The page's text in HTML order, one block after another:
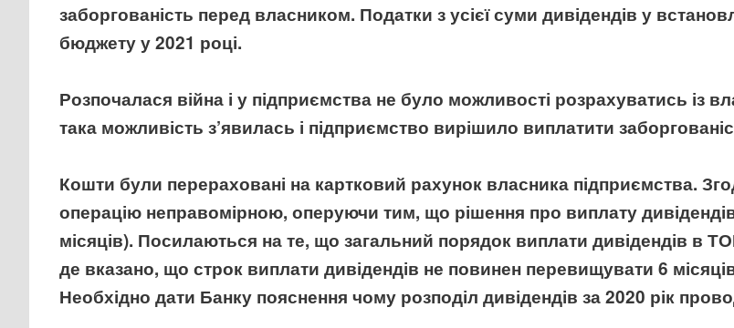
заборгованість перед власником. Податки з усієї суми дивідендів у
бюджету у 2021 році.
Розпочалася війна і у підприємства не було можливості розрахуватись із
така можливість з’явилась і підприємство вирішило виплатити
Кошти були перераховані на картковий рахунок власника підприємства.
операцію неправомірною, оперуючи тим, що рішення про виплату
місяців). Посилаються на те, що загальний порядок виплати дивідендів в
де вказано, що строк виплати дивідендів не повинен перевищувати 6
Необхідно дати Банку пояснення чому розподіл дивідендів за 2020 рік